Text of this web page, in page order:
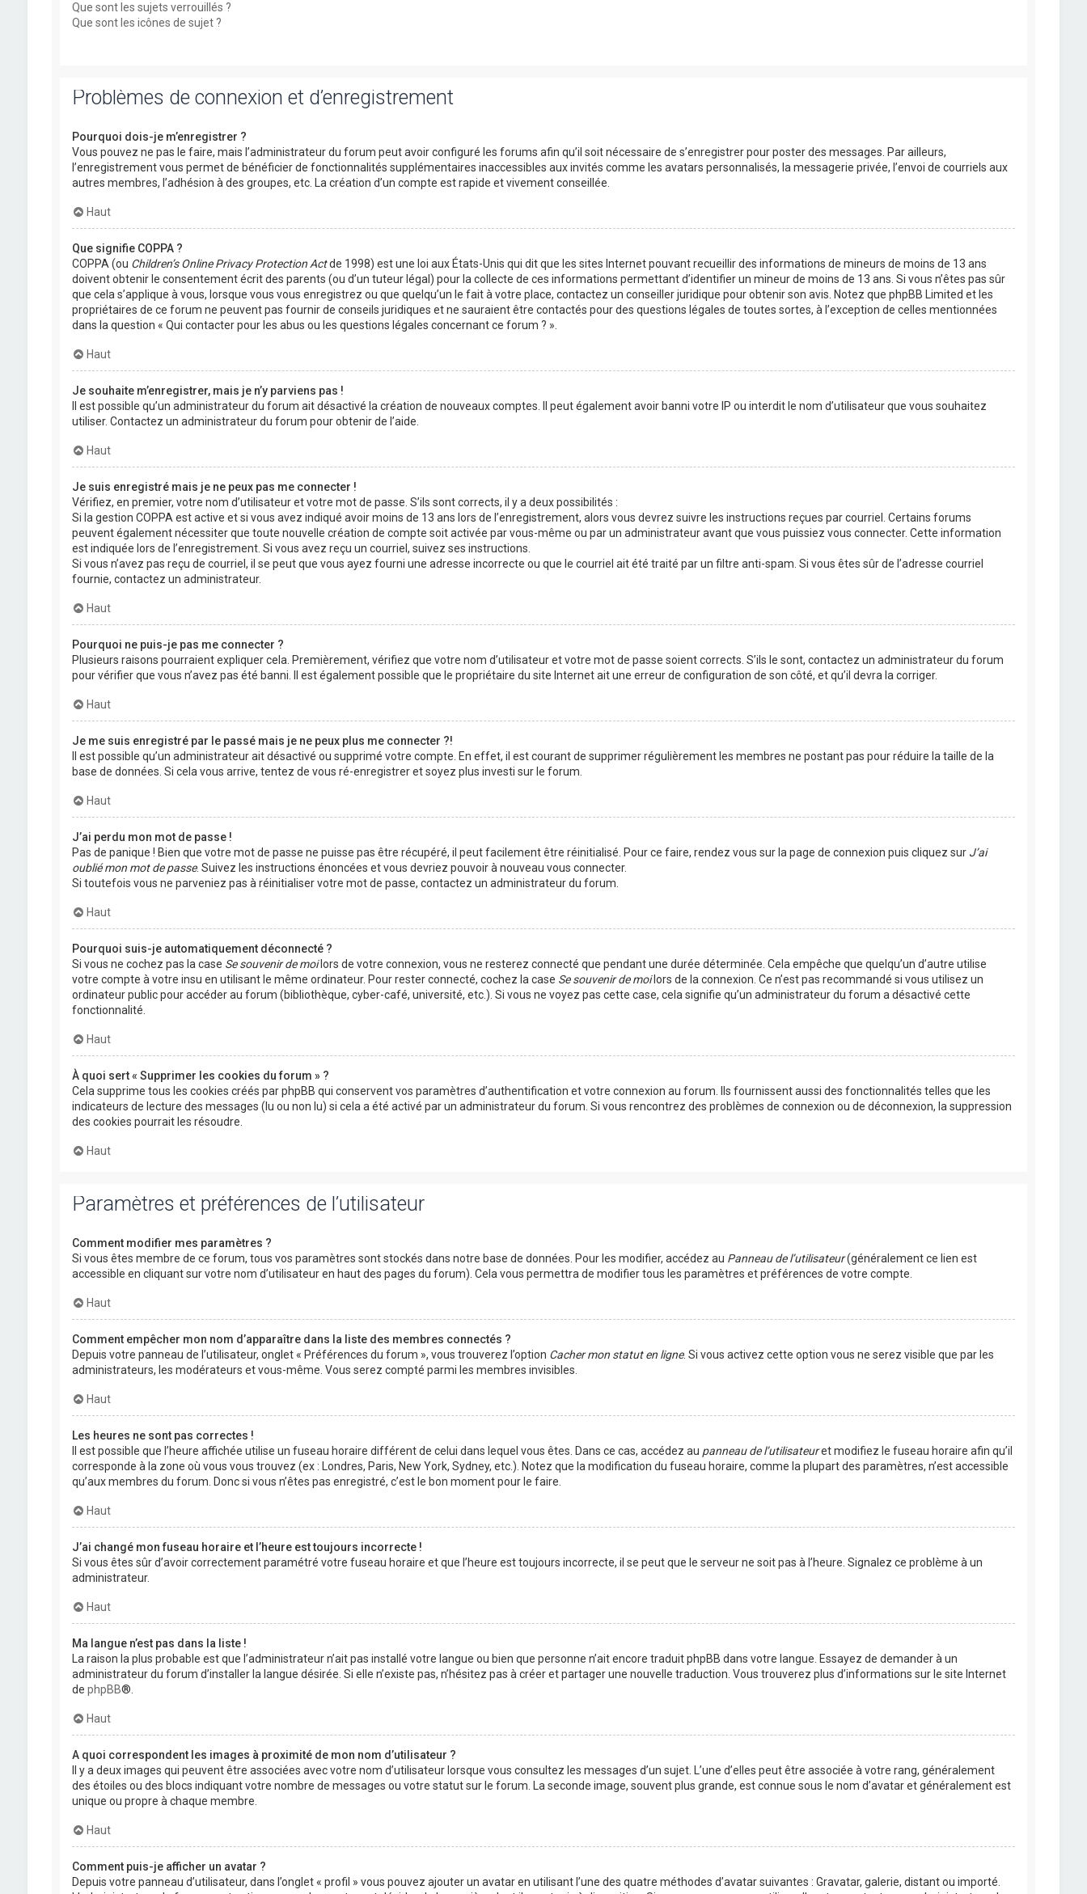
Que sont les sujets verrouillés ?
Que sont les icônes de sujet ?
Problèmes de connexion et d’enregistrement
Pourquoi dois-je m’enregistrer ?
Vous pouvez ne pas le faire, mais l’administrateur du forum peut avoir configuré les forums afin qu’il soit nécessaire de s’enregistrer pour poster des messages. Par ailleurs,
l’enregistrement vous permet de bénéficier de fonctionnalités supplémentaires inaccessibles aux invités comme les avatars personnalisés, la messagerie privée, l’envoi de courriels aux
autres membres, l’adhésion à des groupes, etc. La création d’un compte est rapide et vivement conseillée.
Haut
Que signifie COPPA ?
COPPA (ou Children’s Online Privacy Protection Actde 1998) est une loi aux États-Unis qui dit que les sites Internet pouvant recueillir des informations de mineurs de moins de 13 ans
doivent obtenir le consentement écrit des parents (ou d’un tuteur légal) pour la collecte de ces informations permettant d’identifier un mineur de moins de 13 ans. Si vous n’êtes pas sûr
que cela s’applique à vous, lorsque vous vous enregistrez ou que quelqu’un le fait à votre place, contactez un conseiller juridique pour obtenir son avis. Notez que phpBB Limited et les
propriétaires de ce forum ne peuvent pas fournir de conseils juridiques et ne sauraient être contactés pour des questions légales de toutes sortes, à l’exception de celles mentionnées
dans la question « Qui contacter pour les abus ou les questions légales concernant ce forum ? ».
Haut
Je souhaite m’enregistrer, mais je n’y parviens pas !
Il est possible qu’un administrateur du forum ait désactivé la création de nouveaux comptes. Il peut également avoir banni votre IP ou interdit le nom d’utilisateur que vous souhaitez
utiliser. Contactez un administrateur du forum pour obtenir de l’aide.
Haut
Je suis enregistré mais je ne peux pas me connecter !
Vérifiez, en premier, votre nom d’utilisateur et votre mot de passe. S’ils sont corrects, il y a deux possibilités :
Si la gestion COPPA est active et si vous avez indiqué avoir moins de 13 ans lors de l’enregistrement, alors vous devrez suivre les instructions reçues par courriel. Certains forums
peuvent également nécessiter que toute nouvelle création de compte soit activée par vous-même ou par un administrateur avant que vous puissiez vous connecter. Cette information
est indiquée lors de l’enregistrement. Si vous avez reçu un courriel, suivez ses instructions.
Si vous n’avez pas reçu de courriel, il se peut que vous ayez fourni une adresse incorrecte ou que le courriel ait été traité par un filtre anti-spam. Si vous êtes sûr de l’adresse courriel
fournie, contactez un administrateur.
Haut
Pourquoi ne puis-je pas me connecter ?
Plusieurs raisons pourraient expliquer cela. Premièrement, vérifiez que votre nom d’utilisateur et votre mot de passe soient corrects. S’ils le sont, contactez un administrateur du forum
pour vérifier que vous n’avez pas été banni. Il est également possible que le propriétaire du site Internet ait une erreur de configuration de son côté, et qu’il devra la corriger.
Haut
Je me suis enregistré par le passé mais je ne peux plus me connecter ?!
Il est possible qu’un administrateur ait désactivé ou supprimé votre compte. En effet, il est courant de supprimer régulièrement les membres ne postant pas pour réduire la taille de la
base de données. Si cela vous arrive, tentez de vous ré-enregistrer et soyez plus investi sur le forum.
Haut
J’ai perdu mon mot de passe !
Pas de panique ! Bien que votre mot de passe ne puisse pas être récupéré, il peut facilement être réinitialisé. Pour ce faire, rendez vous sur la page de connexion puis cliquez sur J’ai
oublié mon mot de passe. Suivez les instructions énoncées et vous devriez pouvoir à nouveau vous connecter.
Si toutefois vous ne parveniez pas à réinitialiser votre mot de passe, contactez un administrateur du forum.
Haut
Pourquoi suis-je automatiquement déconnecté ?
Si vous ne cochez pas la case Se souvenir de moilors de votre connexion, vous ne resterez connecté que pendant une durée déterminée. Cela empêche que quelqu’un d’autre utilise
votre compte à votre insu en utilisant le même ordinateur. Pour rester connecté, cochez la case Se souvenir de moilors de la connexion. Ce n’est pas recommandé si vous utilisez un
ordinateur public pour accéder au forum (bibliothèque, cyber-café, université, etc.). Si vous ne voyez pas cette case, cela signifie qu’un administrateur du forum a désactivé cette
fonctionnalité.
Haut
À quoi sert « Supprimer les cookies du forum » ?
Cela supprime tous les cookies créés par phpBB qui conservent vos paramètres d’authentification et votre connexion au forum. Ils fournissent aussi des fonctionnalités telles que les
indicateurs de lecture des messages (lu ou non lu) si cela a été activé par un administrateur du forum. Si vous rencontrez des problèmes de connexion ou de déconnexion, la suppression
des cookies pourrait les résoudre.
Haut
Paramètres et préférences de l’utilisateur
Comment modifier mes paramètres ?
Si vous êtes membre de ce forum, tous vos paramètres sont stockés dans notre base de données. Pour les modifier, accédez au Panneau de l’utilisateur(généralement ce lien est
accessible en cliquant sur votre nom d’utilisateur en haut des pages du forum). Cela vous permettra de modifier tous les paramètres et préférences de votre compte.
Haut
Comment empêcher mon nom d’apparaître dans la liste des membres connectés ?
Depuis votre panneau de l’utilisateur, onglet « Préférences du forum », vous trouverez l’option Cacher mon statut en ligne. Si vous activez cette option vous ne serez visible que par les
administrateurs, les modérateurs et vous-même. Vous serez compté parmi les membres invisibles.
Haut
Les heures ne sont pas correctes !
Il est possible que l’heure affichée utilise un fuseau horaire différent de celui dans lequel vous êtes. Dans ce cas, accédez au panneau de l’utilisateuret modifiez le fuseau horaire afin qu’il
corresponde à la zone où vous vous trouvez (ex : Londres, Paris, New York, Sydney, etc.). Notez que la modification du fuseau horaire, comme la plupart des paramètres, n’est accessible
qu’aux membres du forum. Donc si vous n’êtes pas enregistré, c’est le bon moment pour le faire.
Haut
J’ai changé mon fuseau horaire et l’heure est toujours incorrecte !
Si vous êtes sûr d’avoir correctement paramétré votre fuseau horaire et que l’heure est toujours incorrecte, il se peut que le serveur ne soit pas à l’heure. Signalez ce problème à un
administrateur.
Haut
Ma langue n’est pas dans la liste !
La raison la plus probable est que l’administrateur n’ait pas installé votre langue ou bien que personne n’ait encore traduit phpBB dans votre langue. Essayez de demander à un
administrateur du forum d’installer la langue désirée. Si elle n’existe pas, n’hésitez pas à créer et partager une nouvelle traduction. Vous trouverez plus d’informations sur le site Internet
de phpBB®.
Haut
A quoi correspondent les images à proximité de mon nom d’utilisateur ?
Il y a deux images qui peuvent être associées avec votre nom d’utilisateur lorsque vous consultez les messages d’un sujet. L’une d’elles peut être associée à votre rang, généralement
des étoiles ou des blocs indiquant votre nombre de messages ou votre statut sur le forum. La seconde image, souvent plus grande, est connue sous le nom d’avatar et généralement est
unique ou propre à chaque membre.
Haut
Comment puis-je afficher un avatar ?
Depuis votre panneau d’utilisateur, dans l’onglet « profil » vous pouvez ajouter un avatar en utilisant l’une des quatre méthodes d’avatar suivantes : Gravatar, galerie, distant ou importé.